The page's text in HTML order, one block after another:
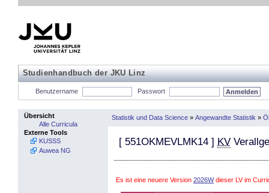
Studienhandbuch der JKU Linz
Benutzername Passwort
Übersicht
Alle Curricula
Externe Tools
KUSSS
Auwea NG
Statistik und Data Science » Angewandte Statistik »
[ 551OKMEVLMK14 ] KV
Es ist eine neuere Version 2026Wdieser LV im